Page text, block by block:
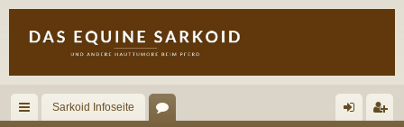
Sarkoid Infoseite